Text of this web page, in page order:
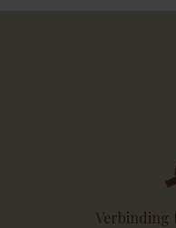
Verbinding